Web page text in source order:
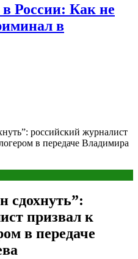
России: Как не
в
российский журналист
в передаче Владимира
сдохнуть”:
призвал к
в передаче